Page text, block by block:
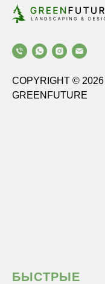
COPYRIGHT © 2026
GREENFUTURE
БЫСТРЫЕ